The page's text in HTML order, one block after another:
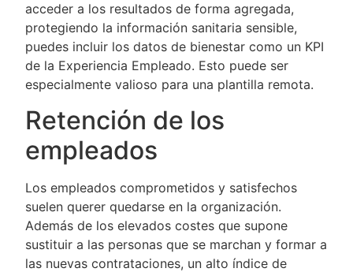
acceder a los resultados de forma agregada,
protegiendo la información sanitaria sensible,
puedes incluir los datos de bienestar como un KPI
de la Experiencia Empleado. Esto puede ser
especialmente valioso para una plantilla remota.
Retención de los
empleados
Los empleados comprometidos y satisfechos
suelen querer quedarse en la organización.
Además de los elevados costes que supone
sustituir a las personas que se marchan y formar a
las nuevas contrataciones, un alto índice de